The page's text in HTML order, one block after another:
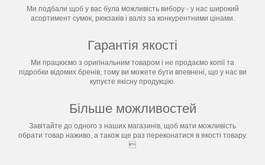
Ми подбали щоб у вас була можливість вибору - у нас широкий
асортимент сумок, рюкзаків і валіз за конкурентними цінами.
Гарантія якості
Ми працюємо з оригінальним товаром і не продаємо копії та
підробки відомих бренів, тому ви можете бути впевнені, що у нас ви
купуєте якісну продукцію.
Більше можливостей
Завітайте до одного з наших магазинів, щоб мати можливість
обрати товар наживо, а також ще раз переконатися в якості товару.
